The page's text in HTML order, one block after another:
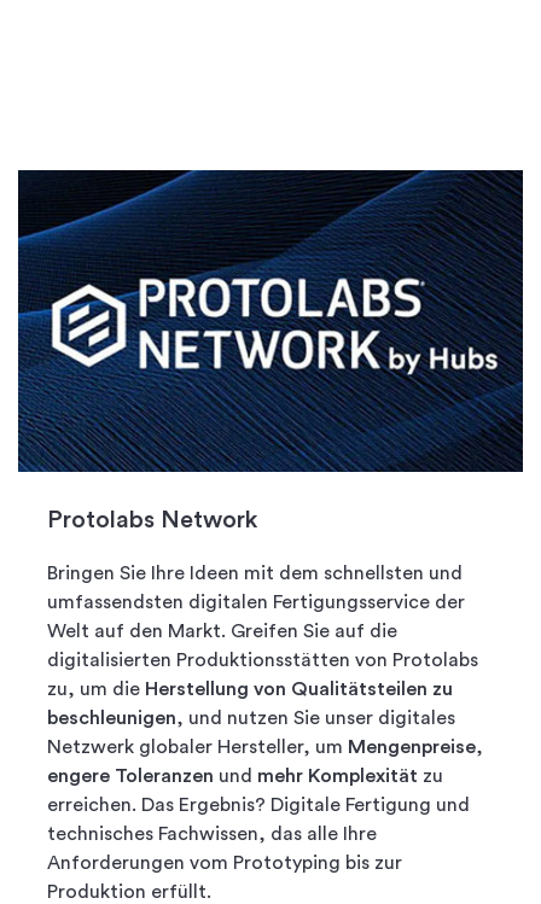
Protolabs Network
Bringen Sie Ihre Ideen mit dem schnellsten und
umfassendsten digitalen Fertigungsservice der
Welt auf den Markt. Greifen Sie auf die
digitalisierten Produktionsstätten von Protolabs
zu, um die Herstellung von Qualitätsteilen zu
beschleunigen, und nutzen Sie unser digitales
Netzwerk globaler Hersteller, um Mengenpreise,
engere Toleranzen und mehr Komplexität zu
erreichen. Das Ergebnis? Digitale Fertigung und
technisches Fachwissen, das alle Ihre
Anforderungen vom Prototyping bis zur
Produktion erfüllt.